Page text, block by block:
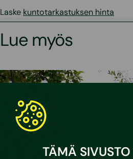
TÄMÄ
Laske kuntotarkastuksen hinta
Lue myös